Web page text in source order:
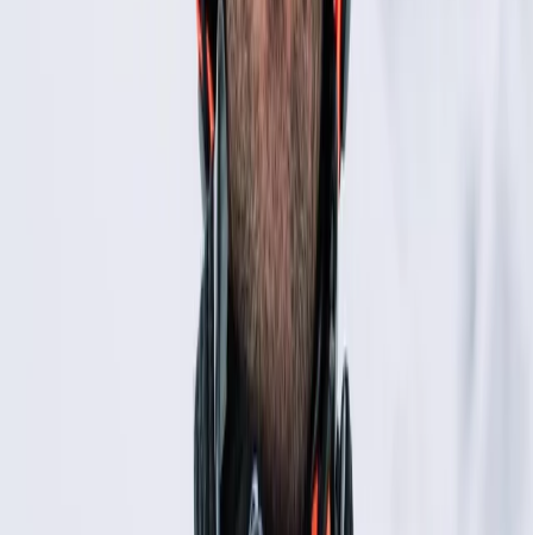
SCOPRI LE
DOMANDE PIÙ
GETTONATE,
SENZA BISOGNO
DI PRENOTARE.
© MISCUSI SRL SOCIETÀ BENEFIT 2022 P. IVA:
Cookie Policy
Gestione dei